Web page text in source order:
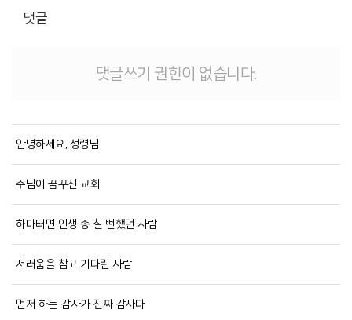
댓글
댓글쓰기 권한이 없습니다.
안녕하세요, 성령님
주님이 꿈꾸신 교회
하마터면 인생 종 칠 뻔했던 사람
서러움을 참고 기다린 사람
먼저 하는 감사가 진짜 감사다